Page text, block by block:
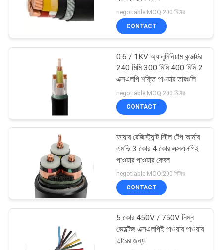
এলভি পাওয়ার তারগুলি
পিভিসি অন্তরক তারগুলি
এয়ারিয়াল বান্ডিল কেবল
negotiable MOQ:200 মিটার
CONTACT
0.6 / 1KV অ্যালুমিনিয়াম কন্ডাক্টর
240 মিমি 300 মিমি 400 মিমি 2
এক্সএলপি শক্তি পাওয়ার তারগুলি
negotiable MOQ:200 মিটার
CONTACT
ফায়ার রেজিস্ট্যান্ট স্টিল টেপ আর্মার
এমভি 3 কোর 4 কোর এক্সএলপিই
পাওয়ার পাওয়ার কেবল
negotiable MOQ:200 মিটার
CONTACT
5 কোর 450V / 750V নিম্ন
ভোল্টেজ এক্সএলপিই পাওয়ার পাওয়ার
তারের জন্য